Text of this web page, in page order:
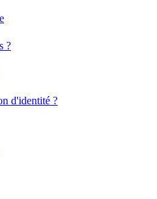
?
d'identité ?